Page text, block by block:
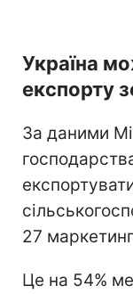
Україна
експорту
За даними
27
Це на 54%